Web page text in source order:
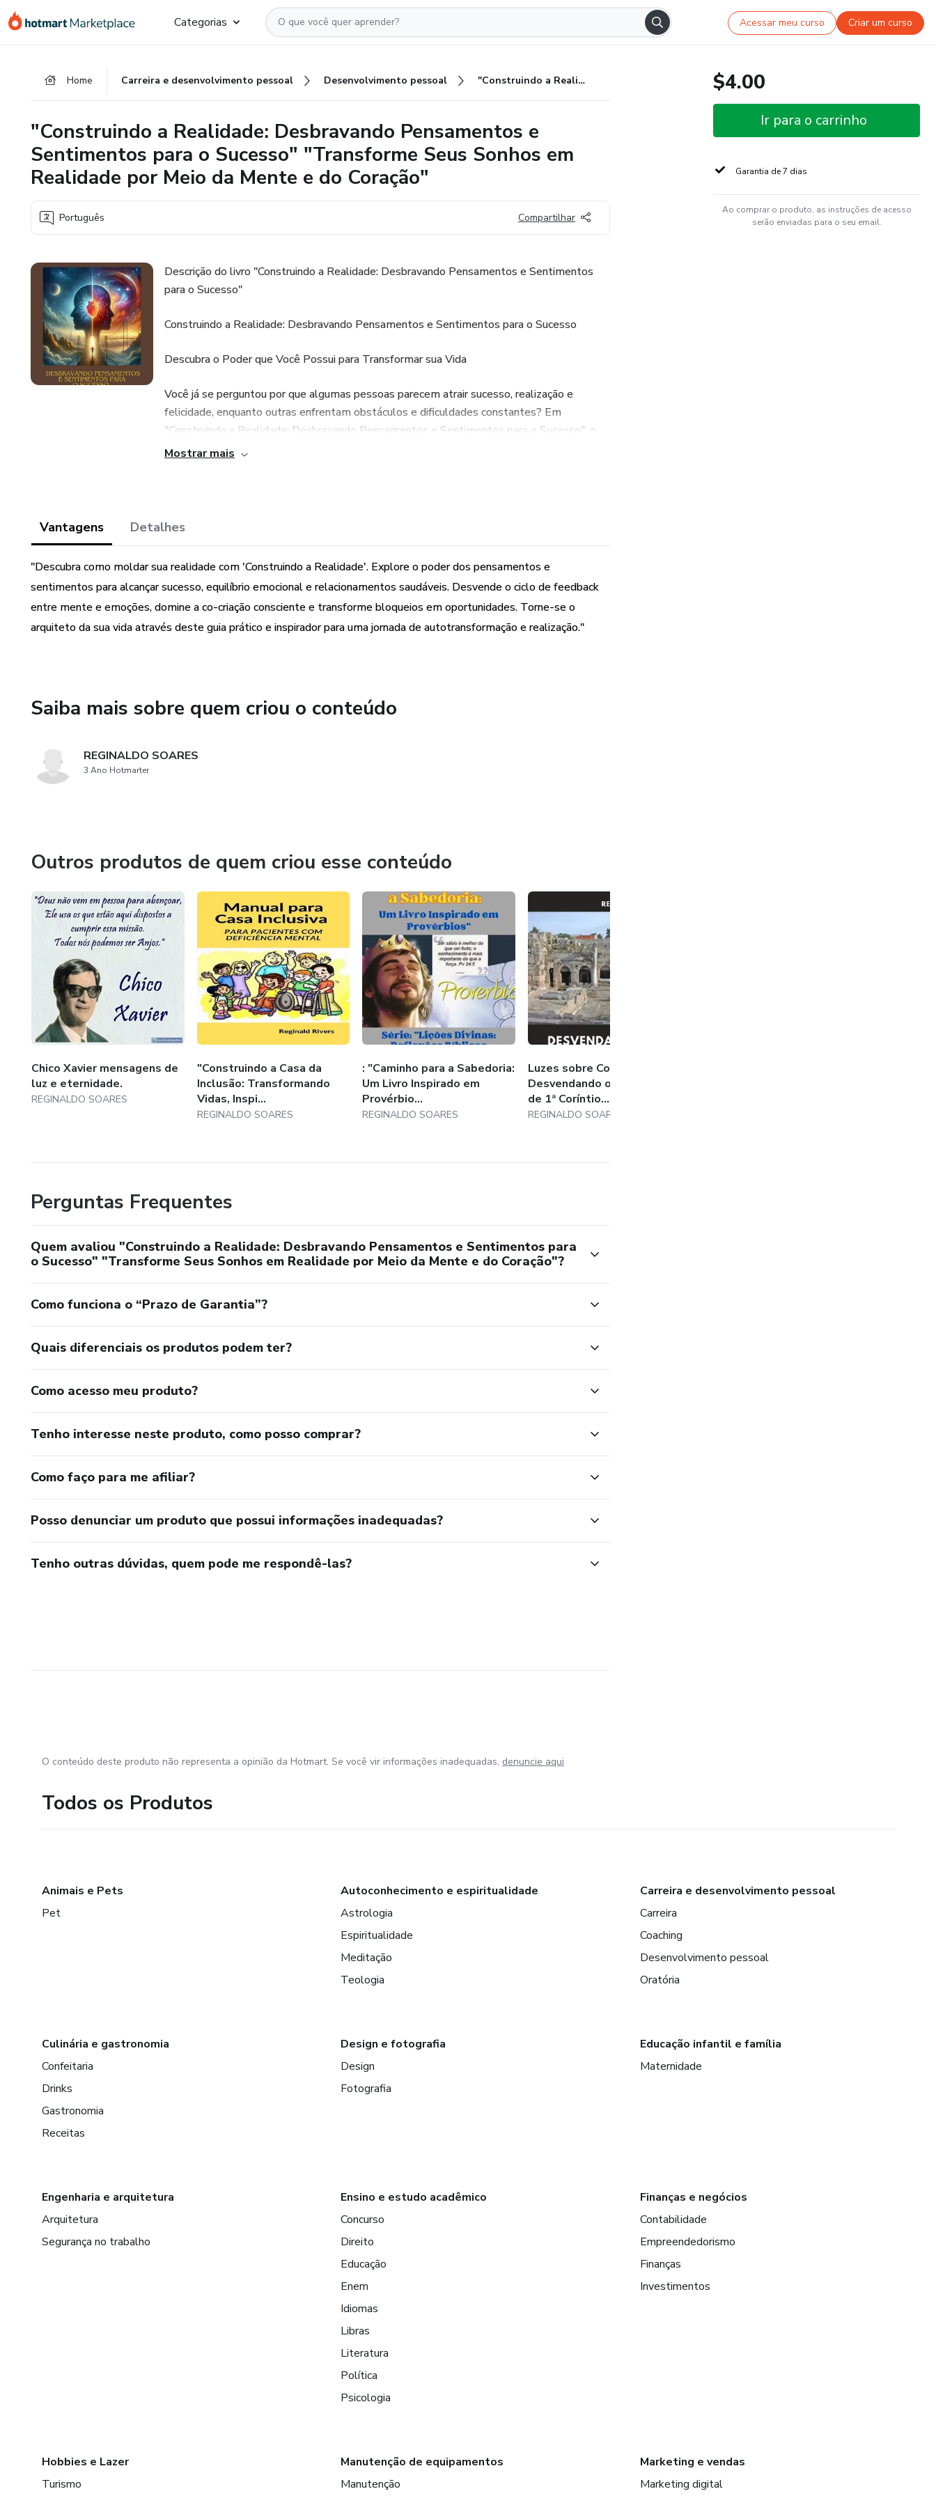
para
para
para
Categorias Acessar meu curso Criar um curso
Home Carreira e desenvolvimento pessoal Desenvolvimento pessoal "Construindo a Realidade: Desbravando Pensamentos e Sentimentos para o Sucesso" "Transforme Seus Sonhos em Realidade por Meio da Mente e do Coração"
"Construindo a Realidade: Desbravando Pensamentos e
Sentimentos para o Sucesso" "Transforme Seus Sonhos em
Realidade por Meio da Mente e do Coração"
Português Compartilhar
Descrição do livro "Construindo a Realidade: Desbravando Pensamentos e Sentimentos
para o Sucesso"
Construindo a Realidade: Desbravando Pensamentos e Sentimentos para o Sucesso
Descubra o Poder que Você Possui para Transformar sua Vida
Você já se perguntou por que algumas pessoas parecem atrair sucesso, realização e
felicidade, enquanto outras enfrentam obstáculos e dificuldades constantes? Em
"Construindo a Realidade: Desbravando Pensamentos e Sentimentos para o Sucesso", o
autor mergulha fundo no fascinante mundo dos pensamentos e sentimentos, revelando
Com uma abordagem envolvente e prática, este livro é um guia poderoso para entender
científicos e insights espirituais para criar um manual abrangente sobre como construir a
vida que você deseja.
O Que Você Encontrará em "Construindo a Realidade":
Aprenda a identificar e superar bloqueios mentais que limitam o seu potencial.
Saiba como usar os princípios da co-criação para criar uma realidade mais rica e significativa.
Ao longo das páginas deste livro, o autor combina teoria e prática de maneira inspiradora,
fornecendo ferramentas concretas para que você possa aplicar imediatamente em sua
jornada pessoal. Seja você um buscador espiritual, um empreendedor visionário ou alguém
que simplesmente deseja viver uma vida mais autêntica e realizada, "Construindo a
Realidade" oferece insights profundos e práticos.
Mostrar mais
Vantagens Detalhes
"Descubra como moldar sua realidade com 'Construindo a Realidade'. Explore o poder dos pensamentos e
sentimentos para alcançar sucesso, equilíbrio emocional e relacionamentos saudáveis. Desvende o ciclo de feedback
entre mente e emoções, domine a co-criação consciente e transforme bloqueios em oportunidades. Torne-se o
arquiteto da sua vida através deste guia prático e inspirador para uma jornada de autotransformação e realização."
Saiba mais sobre quem criou o conteúdo
REGINALDO SOARES
3 Ano Hotmarter
Outros produtos de quem criou esse conteúdo
Chico Xavier mensagens de
luz e eternidade.
REGINALDO SOARES
"Construindo a Casa da
Inclusão: Transformando
Vidas, Inspi...
REGINALDO SOARES
: "Caminho para a Sabedoria:
Um Livro Inspirado em
Provérbio...
REGINALDO SOARES
Luzes sobre Corinto:
Desvendando os Mistérios
de 1ª Coríntio...
REGINALDO SOARES
Perguntas Frequentes
Quem avaliou "Construindo a Realidade: Desbravando Pensamentos e Sentimentos para
o Sucesso" "Transforme Seus Sonhos em Realidade por Meio da Mente e do Coração"?
Como funciona o “Prazo de Garantia”?
Quais diferenciais os produtos podem ter?
Como acesso meu produto?
Tenho interesse neste produto, como posso comprar?
Como faço para me afiliar?
Posso denunciar um produto que possui informações inadequadas?
Tenho outras dúvidas, quem pode me respondê-las?
$4.00
Ir para o carrinho
Garantia de 7 dias
Ao comprar o produto, as instruções de acesso
serão enviadas para o seu email.
O conteúdo deste produto não representa a opinião da Hotmart. Se você vir informações inadequadas, denuncie aqui
Todos os Produtos
Animais e Pets
Pet
Autoconhecimento e espiritualidade
Astrologia
Espiritualidade
Meditação
Teologia
Carreira e desenvolvimento pessoal
Carreira
Coaching
Desenvolvimento pessoal
Oratória
Culinária e gastronomia
Confeitaria
Drinks
Gastronomia
Receitas
Design e fotografia
Design
Fotografia
Educação infantil e família
Maternidade
Engenharia e arquitetura
Arquitetura
Segurança no trabalho
Ensino e estudo acadêmico
Concurso
Direito
Educação
Enem
Idiomas
Libras
Literatura
Política
Psicologia
Finanças e negócios
Contabilidade
Empreendedorismo
Finanças
Investimentos
Hobbies e Lazer
Turismo
Manutenção de equipamentos
Manutenção
Marketing e vendas
Marketing digital